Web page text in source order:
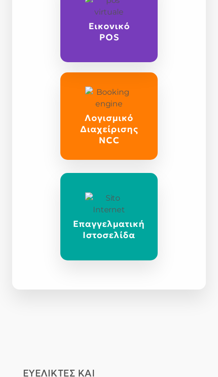
Λογισμικό
Διαχείρισης
NCC
Επαγγελματική
Ιστοσελίδα
Εικονικό
POS
ΕΥΕΛΙΚΤΕΣ ΚΑΙ